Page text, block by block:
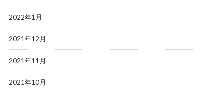
2022年1月
2021年12月
2021年11月
2021年10月